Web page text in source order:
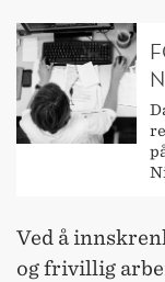
Ved å
og frivillig